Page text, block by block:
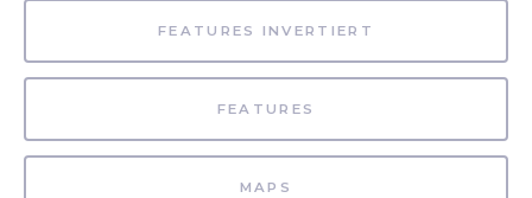
FEATURES INVERTIERT
FEATURES
MAPS